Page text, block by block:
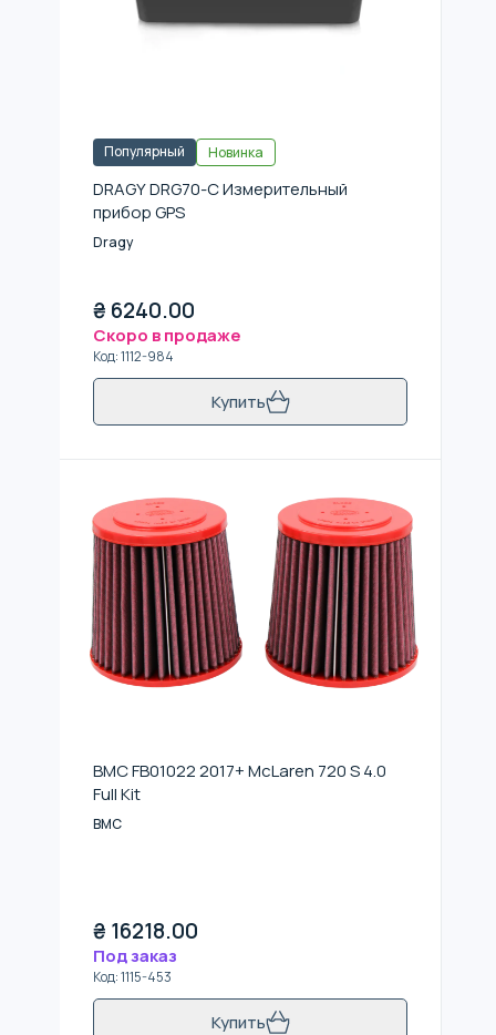
Популярный Новинка
DRAGY DRG70-C Измерительный
прибор GPS
Dragy
₴ 6240.00
Скоро в продаже
Код:1112-984
Купить
BMC FB01022 2017+ McLaren 720 S 4.0
Full Kit
BMC
₴ 16218.00
Под заказ
Код:1115-453
Купить